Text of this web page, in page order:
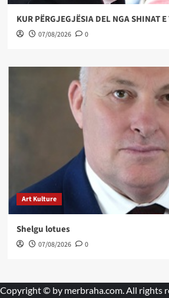
KUR PËRGJEGJËSIA DEL NGA SHINAT
07/08/2026 0
Art Kulture
Shelgu lotues
07/08/2026 0
Copyright © by merbraha.com. All rights